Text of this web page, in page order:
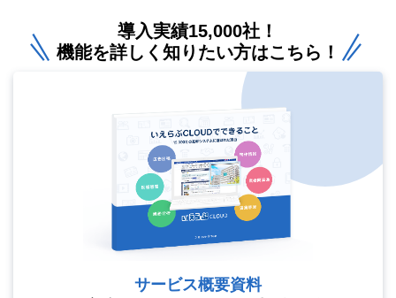
導入実績15,000社！
機能を詳しく知りたい方はこちら！
サービス概要資料